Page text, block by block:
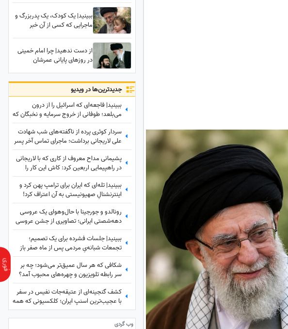
آرزویش را جور دیگری برآورده
کرد+فیلم
ببینید| یک کودک، یک پدربزرگ و
ماجرایی که کسی از آن خبر
شهید انقلاب در حرم امام رضا (ع)
از دست ندهید| چرا امام خمینی
در روزهای پایانی عمرشان
سیدعلی خمینی را ببینند؟
جدید‌ترین‌ها در ویدیو
ببینید| فاجعه‌ای که اسرائیل را از درون
می‌بلعد؛ طوفانی از خروج سرمایه و نخبگان که
نتانیاهو را به خاک سیاه نشاند!
سردار کوثری پرده از ناگفته‌های شب شهادت
علی لاریجانی برداشت؛ ماجرای تماس آخر پسر
شهید لاریجانی چه بود؟
پشیمانی مداح معروف از کاری که با لاریجانی
در راهپیمایی اربعین کرد: کاش این کار را
نمی‌کردم
ببینید| تله‌ای که ایران برای ترامپ پهن کرد و
اینترنشنالِ صهیونیستی به آن اعتراف کرد!
رونالدو و جورجینا با حال‌وهوای یک عروسی
دهه‌شصتی ایرانی؛ تصاویری از جشن عروسی
ستاره فوتبال با حضور هالند، امباپه و مسی
که همه را غافلگیر کرد!
ببینید| جلسات فشرده برای یک تصمیم؛
تجمعات شبانه‌یِ مردمی پس از ماه صفر باز
هم ادامه دارد؟
شکافی که هر سال عمیق‌تر می‌شود؛ چه بر
سر رابطه تلویزیون و چهره‌های محبوب آمد؟
کشف گنجینه‌ای از عتیقه‌جات نفیس در سفر
با عجیب‌ترین اسنپ ایران؛ کلکسیونی که همه
را شگفت‌زده کرد
وب گردی